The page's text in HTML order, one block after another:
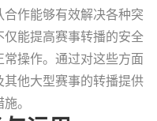
作能够有效解决各种突
能提高赛事转播的安全
操作。通过对这些方面
他大型赛事的转播提供
。